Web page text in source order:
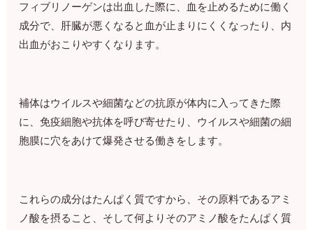
フィブリノーゲンは出血した際に、血を止めるために働く
成分で、肝臓が悪くなると血が止まりにくくなったり、内
出血がおこりやすくなります。
補体はウイルスや細菌などの抗原が体内に入ってきた際
に、免疫細胞や抗体を呼び寄せたり、ウイルスや細菌の細
胞膜に穴をあけて爆発させる働きをします。
これらの成分はたんぱく質ですから、その原料であるアミ
ノ酸を摂ること、そして何よりそのアミノ酸をたんぱく質